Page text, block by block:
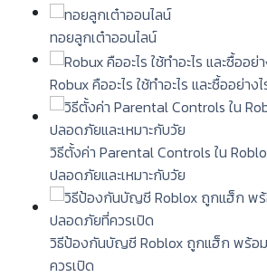
ทอยลูกเต๋าออนไลน์
Robux คืออะไร ใช้ทำอะไร และซื้ออย่า
วิธีตั้งค่า Parental Controls ใน
ปลอดภัยและเหมาะกับวัย
วิธีป้องกันบัญชี Roblox ถูกแฮ็ก พร้อ
ควรเปิด